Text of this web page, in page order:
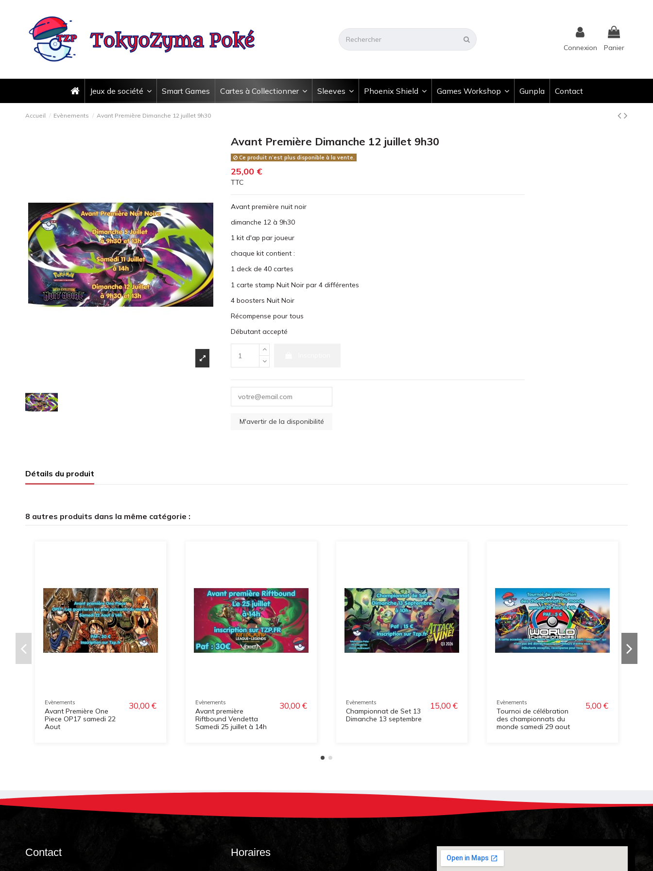
Connexion Panier
Jeux de société Smart Games Cartes à Collectionner Sleeves Phoenix Shield Games Workshop Gunpla Contact
Accueil Evènements Avant Première Dimanche 12 juillet 9h30
Avant Première Dimanche 12 juillet 9h30
Ce produit n’est plus disponible à la vente.
25,00 €
TTC
Avant première nuit noir
dimanche 12 à 9h30
1 kit d'ap par joueur
chaque kit contient :
1 deck de 40 cartes
1 carte stamp Nuit Noir par 4 différentes
4 boosters Nuit Noir
Récompense pour tous
Débutant accepté
Détails du produit
8 autres produits dans la même catégorie :
Evènements
Avant Première One
Piece OP17 samedi 22
Aout
30,00 € Evènements
Avant première
Riftbound Vendetta
Samedi 25 juillet à 14h
30,00 € Evènements
Championnat de Set 13
Dimanche 13 septembre
15,00 € Evènements
Tournoi de célébration
des championnats du
monde samedi 29 aout
5,00 €
Contact Horaires